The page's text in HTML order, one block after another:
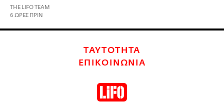
THE LIFO TEAM
6 ΩΡΕΣ ΠΡΙΝ
ΤΑΥΤΟΤΗΤΑ
ΕΠΙΚΟΙΝΩΝΙΑ